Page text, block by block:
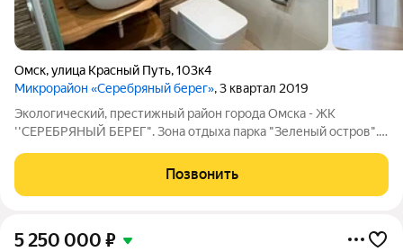
Омск,улица Красный Путь,103к4
Микрорайон «Серебряный берег», 3 квартал 2019
Экологический, престижный район города Омска - ЖК
''СЕРЕБРЯНЫЙ БЕРЕГ". Зона отдыха парка "Зеленый остров".
квартира, расположенная на 10 этаже, с панорамным видом на
обе стороны дома. Просторный
Позвонить
5 250 000 ₽